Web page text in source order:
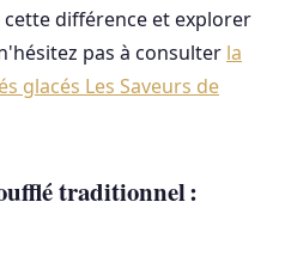
différence et explorer
pas à consulter la
glacés Les Saveurs de
traditionnel :